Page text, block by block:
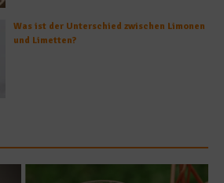
Was ist der Unterschied zwischen Limonen
und Limetten?